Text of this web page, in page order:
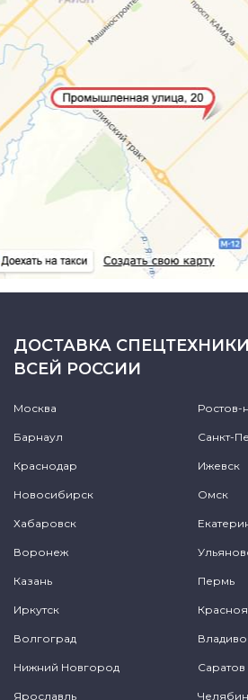
ДОСТАВКА СПЕЦТЕХНИКИ
ВСЕЙ РОССИИ
Москва Ростов-
Барнаул Санкт-
Краснодар Ижевск
Новосибирск Омск
Хабаровск
Воронеж
Казань Пермь
Иркутск
Волгоград
Нижний Новгород Саратов
Ярославль